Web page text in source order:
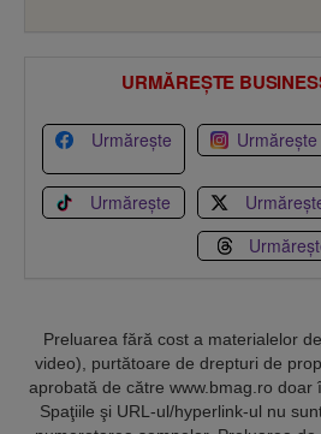
URMĂREȘTE
Urmărește Urmărește
Urmărește
Preluarea fără cost a materialelor
video), purtătoare de drepturi de
aprobată de către www.bmag.ro doar
Spaţiile şi URL-ul/hyperlink-ul nu